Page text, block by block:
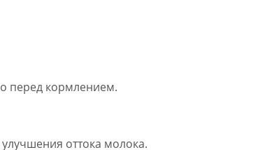
перед кормлением.
оттока молока.